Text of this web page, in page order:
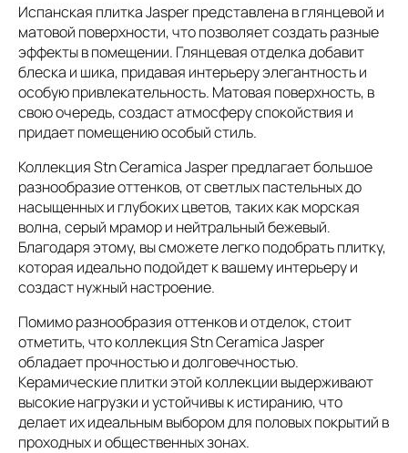
Испанская плитка Jasper представлена в глянцевой и
матовой поверхности, что позволяет создать разные
эффекты в помещении. Глянцевая отделка добавит
блеска и шика, придавая интерьеру элегантность и
особую привлекательность. Матовая поверхность, в
свою очередь, создаст атмосферу спокойствия и
придает помещению особый стиль.
Коллекция Stn Ceramica Jasper предлагает большое
разнообразие оттенков, от светлых пастельных до
насыщенных и глубоких цветов, таких как морская
волна, серый мрамор и нейтральный бежевый.
Благодаря этому, вы сможете легко подобрать плитку,
которая идеально подойдет к вашему интерьеру и
создаст нужный настроение.
Помимо разнообразия оттенков и отделок, стоит
отметить, что коллекция Stn Ceramica Jasper
обладает прочностью и долговечностью.
Керамические плитки этой коллекции выдерживают
высокие нагрузки и устойчивы к истиранию, что
делает их идеальным выбором для половых покрытий в
проходных и общественных зонах.